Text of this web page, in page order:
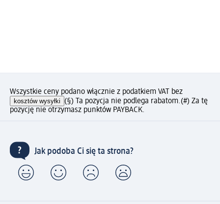
Wszystkie ceny podano włącznie z podatkiem VAT bez
kosztów wysyłki (§) Ta pozycja nie podlega rabatom.(#) Za tę
pozycję nie otrzymasz punktów PAYBACK.
Jak podoba Ci się ta strona?